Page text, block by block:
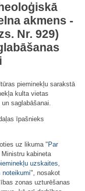
akmens -
Nr. 929)
pieminekļu sarakstā
kulta vietas
saglabāšanai.
īpašnieks
uz likuma " Par
Ministru kabineta
uzskaites,
noteikumi", nosakot
zonas uzturēšanas